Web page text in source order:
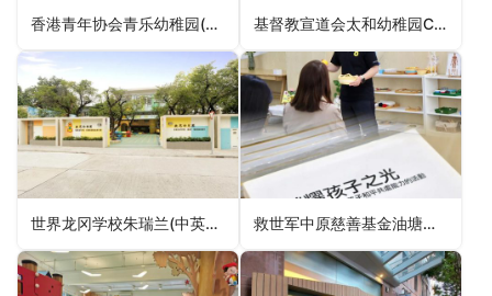
香港青年协会青乐幼稚园(油麻地)HKFYG Ching Lok Kindergarten (Yaumatei)（油尖旺区幼稚园） 基督教宣道会太和幼稚园C&MA Church Tai Wo Kindergarten（大埔区幼稚园）
世界龙冈学校朱瑞兰(中英文)幼稚园LKWFS Chu Sui Lan Anglo-Chinese Kindergarten（屯门区幼稚园） 救世军中原慈善基金油塘幼稚园The Salvation Army Centaline Charity Fund Yau Tong Kindergarten（观塘区幼稚园）